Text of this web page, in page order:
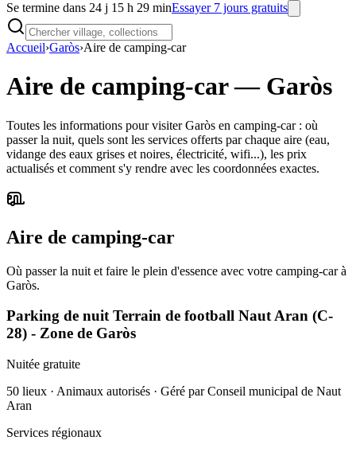
Se termine dans 24 j 15 h 29 minEssayer 7 jours gratuits
Accueil›Garòs›Aire de camping-car
Aire de camping-car— Garòs
Toutes les informations pour visiter Garòs en camping-car : où
passer la nuit, quels sont les services offerts par chaque aire (eau,
vidange des eaux grises et noires, électricité, wifi...), les prix
actualisés et comment s'y rendre avec les coordonnées exactes.
Aire de camping-car
Où passer la nuit et faire le plein d'essence avec votre camping-car à
Garòs.
Parking de nuit Terrain de football Naut Aran (C-
28) - Zone de Garòs
Nuitée gratuite
50 lieux · Animaux autorisés · Géré par Conseil municipal de Naut
Aran
Services régionaux